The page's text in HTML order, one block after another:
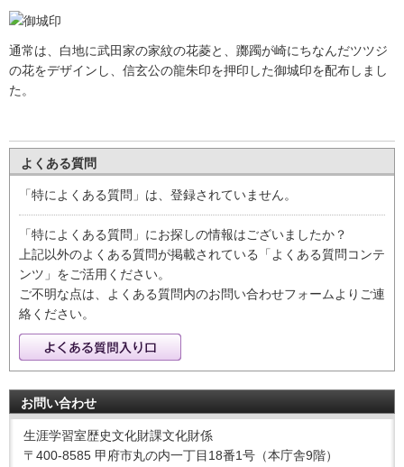
通常は、白地に武田家の家紋の花菱と、躑躅が崎にちなんだツツジ
の花をデザインし、信玄公の龍朱印を押印した御城印を配布しまし
た。
よくある質問
「特によくある質問」は、登録されていません。
「特によくある質問」にお探しの情報はございましたか？
上記以外のよくある質問が掲載されている「よくある質問コンテ
ンツ」をご活用ください。
ご不明な点は、よくある質問内のお問い合わせフォームよりご連
絡ください。
お問い合わせ
生涯学習室歴史文化財課文化財係
〒400-8585 甲府市丸の内一丁目18番1号（本庁舎9階）